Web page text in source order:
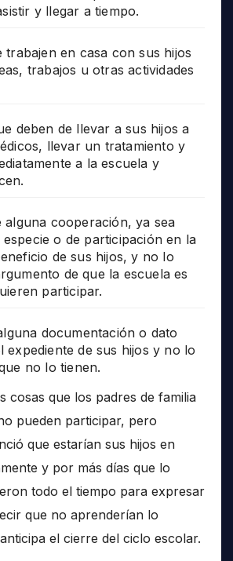
y llegar a tiempo.
trabajen en casa con sus hijos
trabajos u otras actividades
deben de llevar a sus hijos a
llevar un tratamiento y
a la escuela y
alguna cooperación, ya sea
o de participación en la
de sus hijos, y no lo
de que la escuela es
participar.
documentación o dato
expediente de sus hijos y no lo
no lo tienen.
cosas que los padres de familia
pueden participar, pero
que estarían sus hijos en
y por más días que lo
todo el tiempo para expresar
que no aprenderían lo
el cierre del ciclo escolar.